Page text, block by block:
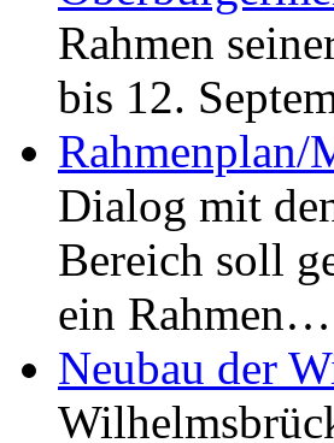
Rahmen
bis 12.
Rahmenplan/
Dialog mit
Bereich soll
ein Rahmen…
Neubau der